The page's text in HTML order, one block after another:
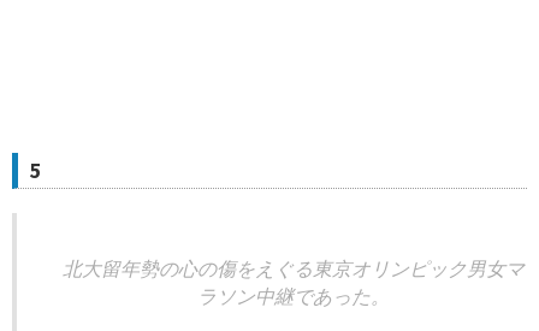
5
北大留年勢の心の傷をえぐる東京オリンピック男女マ
ラソン中継であった。